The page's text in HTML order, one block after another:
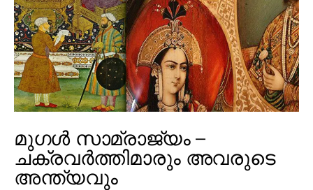
മുഗൾ സാമ്രാജ്യം –
ചക്രവർത്തിമാരും അവരുടെ
അന്ത്യവും